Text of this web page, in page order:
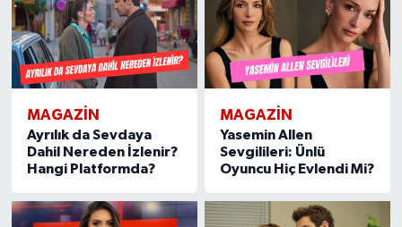
MAGAZIN
Ayrılık da Sevdaya
Dahil Nereden İzlenir?
Hangi Platformda?
MAGAZIN
Yasemin Allen
Sevgilileri: Ünlü
Oyuncu Hiç Evlendi Mi?